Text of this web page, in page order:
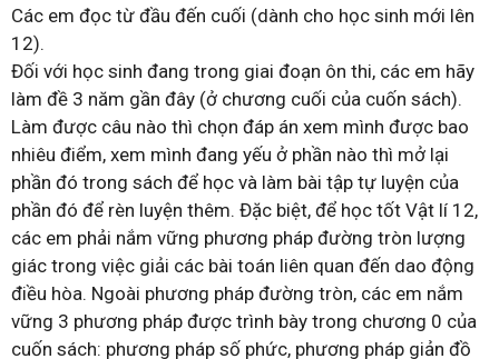
Các em đọc từ đầu đến cuối (dành cho học sinh mới lên
12).
Đối với học sinh đang trong giai đoạn ôn thi, các em hãy
làm đề 3 năm gần đây (ở chương cuối của cuốn sách).
Làm được câu nào thì chọn đáp án xem mình được bao
nhiêu điểm, xem mình đang yếu ở phần nào thì mở lại
phần đó trong sách để học và làm bài tập tự luyện của
phần đó để rèn luyện thêm. Đặc biệt, để học tốt Vật lí 12,
các em phải nắm vững phương pháp đường tròn lượng
giác trong việc giải các bài toán liên quan đến dao động
điều hòa. Ngoài phương pháp đường tròn, các em nắm
vững 3 phương pháp được trình bày trong chương 0 của
cuốn sách: phương pháp số phức, phương pháp giản đồ